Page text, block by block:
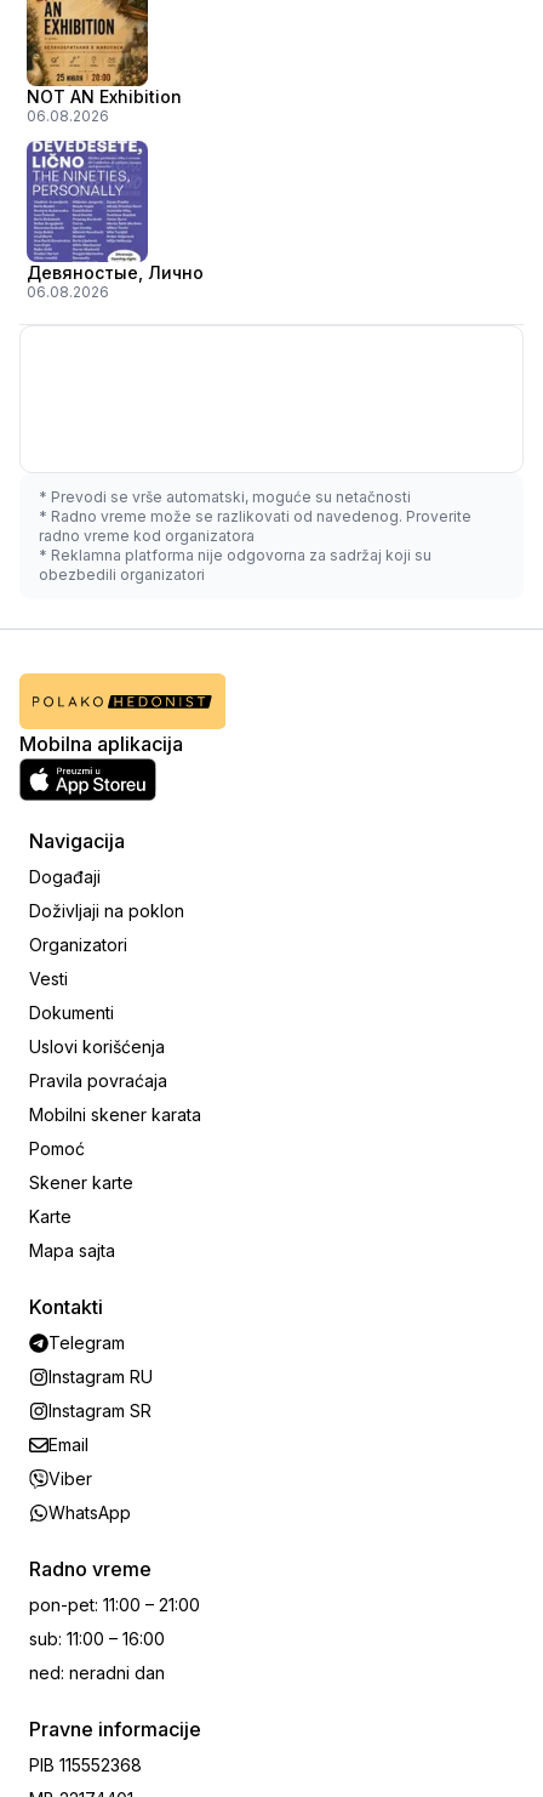
NOT AN Exhibition
06.08.2026
Девяностые, Лично
06.08.2026
* Prevodi se vrše automatski, moguće su netačnosti
* Radno vreme može se razlikovati od navedenog. Proverite
radno vreme kod organizatora
* Reklamna platforma nije odgovorna za sadržaj koji su
obezbedili organizatori
Mobilna aplikacija
Navigacija
Događaji
Doživljaji na poklon
Organizatori
Vesti
Dokumenti
Uslovi korišćenja
Pravila povraćaja
Mobilni skener karata
Pomoć
Skener karte
Karte
Mapa sajta
Kontakti
Telegram
Instagram RU
Instagram SR
Email
Viber
WhatsApp
Radno vreme
pon-pet: 11:00 – 21:00
sub: 11:00 – 16:00
ned: neradni dan
Pravne informacije
PIB 115552368